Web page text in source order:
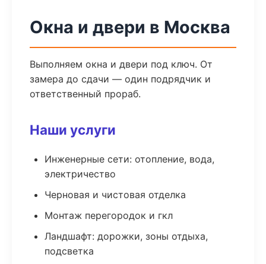
Окна и двери в Москва
Выполняем окна и двери под ключ. От
замера до сдачи — один подрядчик и
ответственный прораб.
Наши услуги
Инженерные сети: отопление, вода,
электричество
Черновая и чистовая отделка
Монтаж перегородок и гкл
Ландшафт: дорожки, зоны отдыха,
подсветка